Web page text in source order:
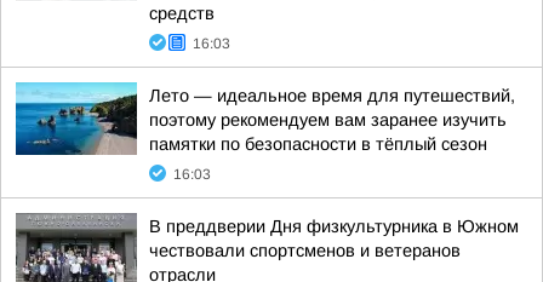
средств
16:03
Лето — идеальное время для путешествий,
поэтому рекомендуем вам заранее изучить
памятки по безопасности в тёплый сезон
16:03
В преддверии Дня физкультурника в Южном
чествовали спортсменов и ветеранов
отрасли